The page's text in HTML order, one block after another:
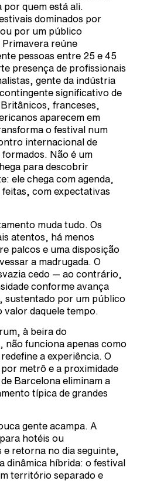
por quem está ali.
dominados por
por um público
reúne
pessoas entre 25 e 45
presença de profissionais
gente da indústria
significativo de
franceses,
aparecem em
o festival num
internacional de
Não é um
para descobrir
ele chega com agenda,
feitas, com expectativas
muda tudo. Os
atentos, há menos
palcos e uma disposição
a madrugada. O
cedo — ao contrário,
conforme avança
sustentado por um público
valor daquele tempo.
à beira do
não funciona apenas como
a experiência. O
metrô e a proximidade
Barcelona eliminam a
típica de grandes
gente acampa. A
hotéis ou
retorna no dia seguinte,
dinâmica híbrida: o festival
território separado e